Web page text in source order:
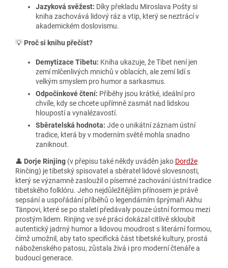
Jazyková svěžest: Díky překladu Miroslava Pošty si
kniha zachovává lidový ráz a vtip, který se neztrácí v
akademickém doslovismu.
💡 Proč si knihu přečíst?
Demytizace Tibetu: Kniha ukazuje, že Tibet není jen
zemí mlčenlivých mnichů v oblacích, ale zemí lidí s
velkým smyslem pro humor a sarkasmus.
Odpočinkové čtení: Příběhy jsou krátké, ideální pro
chvíle, kdy se chcete upřímně zasmát nad lidskou
hloupostí a vynalézavostí.
Sběratelská hodnota: Jde o unikátní záznam ústní
tradice, která by v moderním světě mohla snadno
zaniknout.
👤 Dorje Rinjing (v přepisu také někdy uváděn jako Dordže
Rinčing) je tibetský spisovatel a sběratel lidové slovesnosti,
který se významně zasloužil o písemné zachování ústní tradice
tibetského folklóru. Jeho nejdůležitějším přínosem je právě
sepsání a uspořádání příběhů o legendárním šprýmaři Akhu
Tänpovi, které se po staletí předávaly pouze ústní formou mezi
prostým lidem. Rinjing ve své práci dokázal citlivě skloubit
autentický jadrný humor a lidovou moudrost s literární formou,
čímž umožnil, aby tato specifická část tibetské kultury, prostá
náboženského patosu, zůstala živá i pro moderní čtenáře a
budoucí generace.